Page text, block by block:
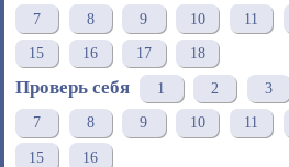
7 8 9 10 11
15 16 17 18
Проверь себя 1 2 3
7 8 9 10 11
15 16